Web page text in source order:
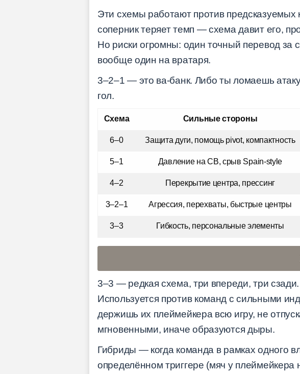
Эти схемы работают против
соперник теряет темп — схема давит его,
Но риски огромны: один точный перевод
вообще один на вратаря.
3–2–1 — это ва-банк. Либо ты ломаешь
гол.
Схема Сильные стороны
6–0 Защита дуги, помощь pivot, компактность
5–1 Давление на CB, срыв Spain-style
4–2 Перекрытие центра, прессинг
3–2–1 Агрессия, перехваты, быстрые центры
3–3 Гибкость, персональные элементы
3–3 — редкая схема, три впереди, три
Используется против команд с сильными
держишь их плеймейкера всю игру, не
мгновенными, иначе образуются дыры.
Гибриды — когда команда в рамках одного
определённом триггере (мяч у